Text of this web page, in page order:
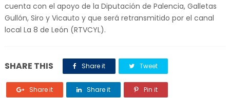
cuenta con el apoyo de la Diputación de Palencia, Galletas
Gullón, Siro y Vicauto y que será retransmitido por el canal
local La 8 de León (RTVCYL).
SHARE THIS Share it Tweet
Share it Share it Pin it